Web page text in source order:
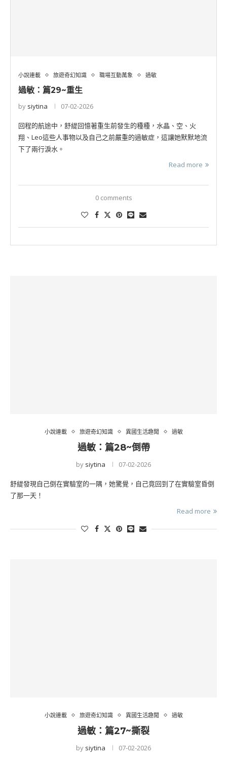
小說連載 旅遊奇幻知識 職場互動萬象 過敏
過敏：篇29~重生
by siytina 07-02-2026
回程的航途中，舒緹回憶著重生前發生的種種，水晶、空、火
翔、Leo這些人事物以及自己之前嚴重的過敏症，這讓她默默地流
下了兩行淚水。
Read more
0 comments
小說連載 旅遊奇幻知識 異國生活趣聞 過敏
過敏：篇28~倒帶
by siytina 07-02-2026
舒緹發現自己倒在實驗室的一隅，她驚覺，自己竟回到了在實驗室昏倒
了那一天！
Read more
小說連載 旅遊奇幻知識 異國生活趣聞 過敏
過敏：篇27~撕裂
by siytina 07-02-2026